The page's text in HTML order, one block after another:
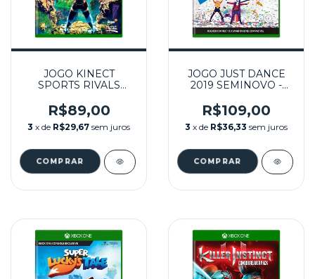
JOGO KINECT
SPORTS RIVALS
ONE
R$89,00
3 x de R$29,67 sem juros
JOGO JUST DANCE
2019 SEMINOVO -
R$109,00
3 x de R$36,33 sem juros